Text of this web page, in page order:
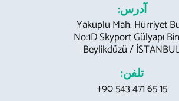
آدرس:
Yakuplu Mah. Hürriyet
No:1D Skyport Gülyapı
Beylikdüzü /
تلفن:
+90 543 471 65 15